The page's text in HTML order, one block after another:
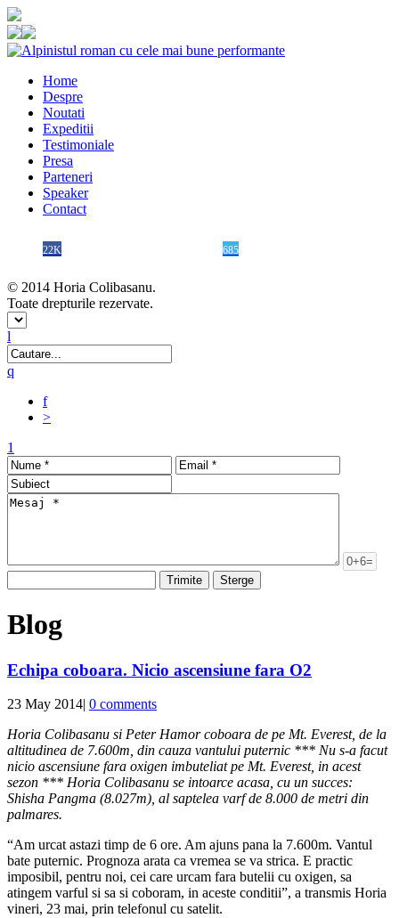
Home
Despre
Noutati
Expeditii
Testimoniale
Presa
Parteneri
Speaker
Contact
22K 685
© 2014 Horia Colibasanu.
Toate drepturile rezervate.
l
q
f
>
1
Blog
Echipa coboara. Nicio ascensiune fara O2
23 May 2014| 0 comments
Horia Colibasanu si Peter Hamor coboara de pe Mt. Everest, de la
altitudinea de 7.600m, din cauza vantului puternic *** Nu s-a facut
nicio ascensiune fara oxigen imbuteliat pe Mt. Everest, in acest
sezon *** Horia Colibasanu se intoarce acasa, cu un succes:
Shisha Pangma (8.027m), al saptelea varf de 8.000 de metri din
palmares.
“Am urcat astazi timp de 6 ore. Am ajuns pana la 7.600m. Vantul
bate puternic. Prognoza arata ca vremea se va strica. E practic
imposibil, pentru noi, cei care urcam fara butelii cu oxigen, sa
atingem varful si sa si coboram, in aceste conditii”, a transmis Horia
vineri, 23 mai, prin telefonul cu satelit.